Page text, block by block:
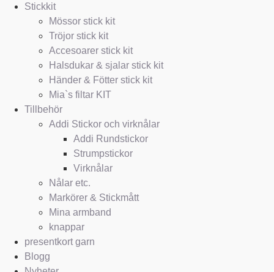
Stickkit
Mössor stick kit
Tröjor stick kit
Accesoarer stick kit
Halsdukar & sjalar stick kit
Händer & Fötter stick kit
Mia`s filtar KIT
Tillbehör
Addi Stickor och virknålar
Addi Rundstickor
Strumpstickor
Virknålar
Nålar etc.
Markörer & Stickmått
Mina armband
knappar
presentkort garn
Blogg